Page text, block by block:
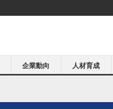
企業動向 人材育成